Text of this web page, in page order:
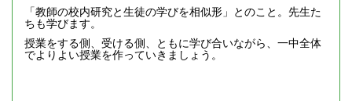
「教師の校内研究と生徒の学びを相似形」とのこと。先生た
ちも学びます。
授業をする側、受ける側、ともに学び合いながら、一中全体
でよりよい授業を作っていきましょう。